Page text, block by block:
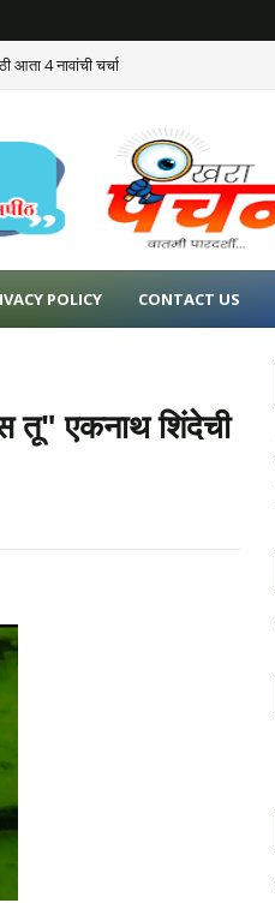
आता 4 नावांची चर्चा
POLICY CONTACT US
तू" एकनाथ शिंदेची